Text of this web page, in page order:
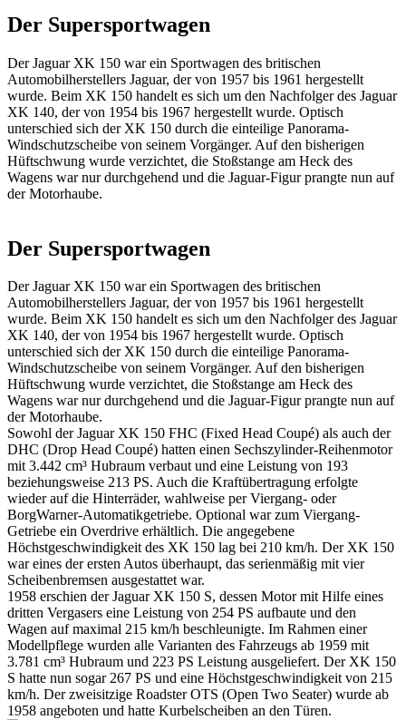
Der Supersportwagen
Der Jaguar XK 150 war ein Sportwagen des britischen
Automobilherstellers Jaguar, der von 1957 bis 1961 hergestellt
wurde. Beim XK 150 handelt es sich um den Nachfolger des Jaguar
XK 140, der von 1954 bis 1967 hergestellt wurde. Optisch
unterschied sich der XK 150 durch die einteilige Panorama-
Windschutzscheibe von seinem Vorgänger. Auf den bisherigen
Hüftschwung wurde verzichtet, die Stoßstange am Heck des
Wagens war nur durchgehend und die Jaguar-Figur prangte nun auf
der Motorhaube.
Der Supersportwagen
Der Jaguar XK 150 war ein Sportwagen des britischen
Automobilherstellers Jaguar, der von 1957 bis 1961 hergestellt
wurde. Beim XK 150 handelt es sich um den Nachfolger des Jaguar
XK 140, der von 1954 bis 1967 hergestellt wurde. Optisch
unterschied sich der XK 150 durch die einteilige Panorama-
Windschutzscheibe von seinem Vorgänger. Auf den bisherigen
Hüftschwung wurde verzichtet, die Stoßstange am Heck des
Wagens war nur durchgehend und die Jaguar-Figur prangte nun auf
der Motorhaube.
Sowohl der Jaguar XK 150 FHC (Fixed Head Coupé) als auch der
DHC (Drop Head Coupé) hatten einen Sechszylinder-Reihenmotor
mit 3.442 cm³ Hubraum verbaut und eine Leistung von 193
beziehungsweise 213 PS. Auch die Kraftübertragung erfolgte
wieder auf die Hinterräder, wahlweise per Viergang- oder
BorgWarner-Automatikgetriebe. Optional war zum Viergang-
Getriebe ein Overdrive erhältlich. Die angegebene
Höchstgeschwindigkeit des XK 150 lag bei 210 km/h. Der XK 150
war eines der ersten Autos überhaupt, das serienmäßig mit vier
Scheibenbremsen ausgestattet war.
1958 erschien der Jaguar XK 150 S, dessen Motor mit Hilfe eines
dritten Vergasers eine Leistung von 254 PS aufbaute und den
Wagen auf maximal 215 km/h beschleunigte. Im Rahmen einer
Modellpflege wurden alle Varianten des Fahrzeugs ab 1959 mit
3.781 cm³ Hubraum und 223 PS Leistung ausgeliefert. Der XK 150
S hatte nun sogar 267 PS und eine Höchstgeschwindigkeit von 215
km/h. Der zweisitzige Roadster OTS (Open Two Seater) wurde ab
1958 angeboten und hatte Kurbelscheiben an den Türen.